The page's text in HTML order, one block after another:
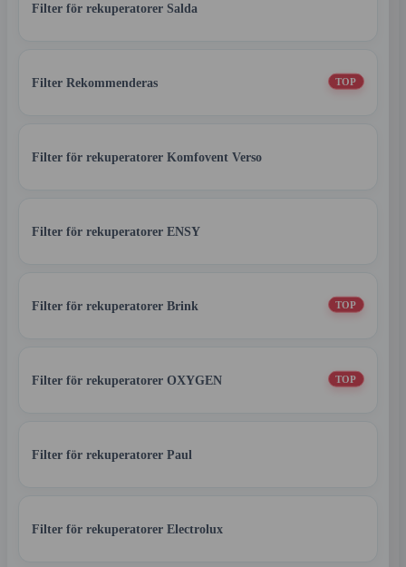
Filter för rekuperatorer Salda
Filter Rekommenderas TOP
Filter för rekuperatorer Komfovent Verso
Filter för rekuperatorer ENSY
Filter för rekuperatorer Brink TOP
Filter för rekuperatorer OXYGEN TOP
Filter för rekuperatorer Paul
Filter för rekuperatorer Electrolux